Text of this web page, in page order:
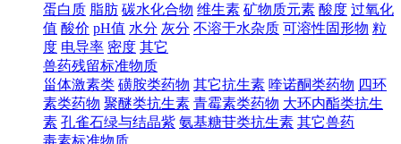
蛋白质 脂肪 碳水化合物 维生素 矿物质元素 酸度 过氧化
值 酸价 pH值 水分 灰分 不溶于水杂质 可溶性固形物 粒
度 电导率 密度 其它
兽药残留标准物质
甾体激素类 磺胺类药物 其它抗生素 喹诺酮类药物 四环
素类药物 聚醚类抗生素 青霉素类药物 大环内酯类抗生
素 孔雀石绿与结晶紫 氨基糖苷类抗生素 其它兽药
毒素标准物质